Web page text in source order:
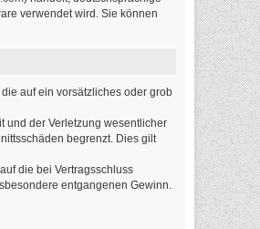
verwendet wird. Sie können
auf ein vorsätzliches oder grob
und der Verletzung wesentlicher
begrenzt. Dies gilt
die bei Vertragsschluss
entgangenen Gewinn.